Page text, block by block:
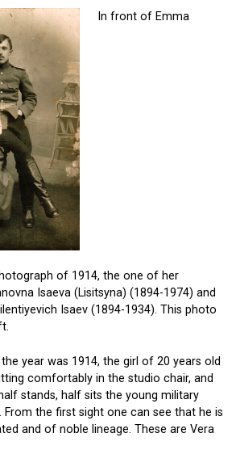
In front of Emma
of 1914, the one of her
Isaeva (Lisitsyna) (1894-1974) and
Isaev (1894-1934). This photo
year was 1914, the girl of 20 years old
comfortably in the studio chair, and
stands, half sits the young military
the first sight one can see that he is
and of noble lineage. These are Vera